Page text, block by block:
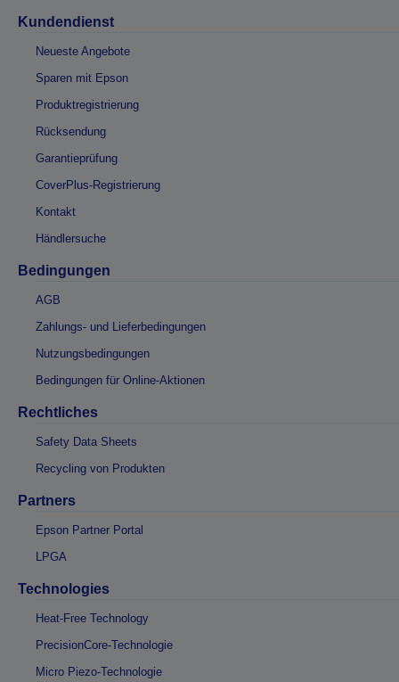
Kundendienst
Neueste Angebote
Sparen mit Epson
Produktregistrierung
Rücksendung
Garantieprüfung
CoverPlus-Registrierung
Kontakt
Händlersuche
Bedingungen
AGB
Zahlungs- und Lieferbedingungen
Nutzungsbedingungen
Bedingungen für Online-Aktionen
Rechtliches
Safety Data Sheets
Recycling von Produkten
Partners
Epson Partner Portal
LPGA
Technologies
Heat-Free Technology
PrecisionCore-Technologie
Micro Piezo-Technologie